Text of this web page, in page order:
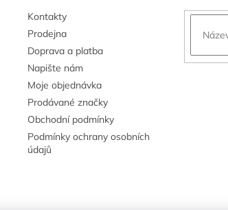
Kontakty
Prodejna
Doprava a platba
Napište nám
Moje objednávka
Prodávané značky
Obchodní podmínky
Podmínky ochrany osobních
údajů